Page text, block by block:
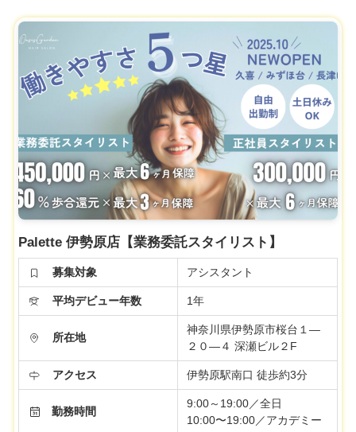
Palette 伊勢原店【業務委託スタイリスト】
募集対象 アシスタント
平均デビュー年数 1年
所在地
神奈川県伊勢原市桜台１―
２０―４ 深瀬ビル２F
アクセス 伊勢原駅南口 徒歩約3分
勤務時間
9:00～19:00／全日
10:00〜19:00／アカデミー